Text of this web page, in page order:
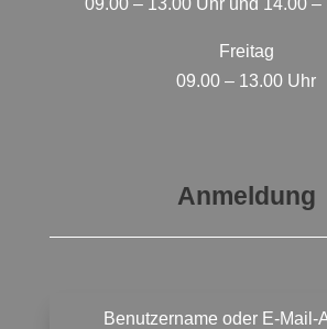
09.00 – 13.00 Uhr und 14.00
Freitag
09.00 – 13.00 Uhr
Anmeldung
Benutzername oder E-Mail-